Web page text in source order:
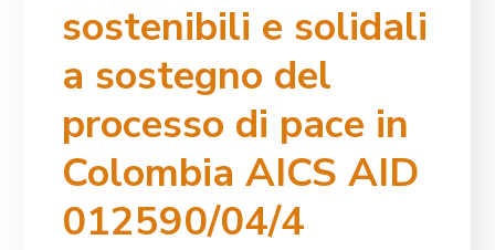
sostenibili e solidali
a sostegno del
processo di pace in
Colombia AICS AID
012590/04/4